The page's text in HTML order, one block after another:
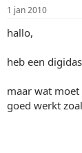
a
r
r
1 jan 2010
hallo,
heb een
maar wat
goed werkt